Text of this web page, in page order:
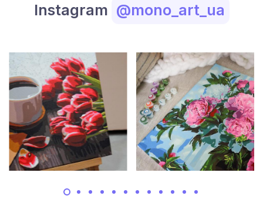
Instagram @mono_art_ua